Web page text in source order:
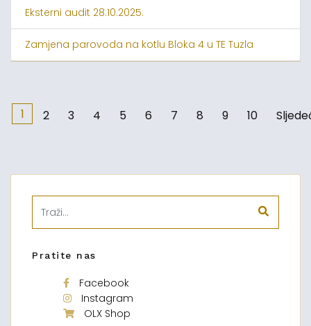
Eksterni audit 28.10.2025.
Zamjena parovoda na kotlu Bloka 4 u TE Tuzla
1 2 3 4 5 6 7 8 9 10
Pratite nas
Facebook
Instagram
OLX Shop